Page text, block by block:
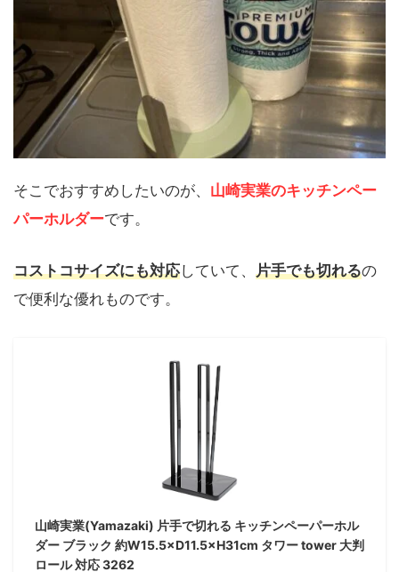
そこでおすすめしたいのが、 山崎実業のキッチンペー
パーホルダーです。
コストコサイズにも対応していて、 片手でも切れるの
で便利な優れものです。
山崎実業(Yamazaki) 片手で切れる キッチンペーパーホル
ダー ブラック 約W15.5×D11.5×H31cm タワー tower 大判
ロール 対応 3262